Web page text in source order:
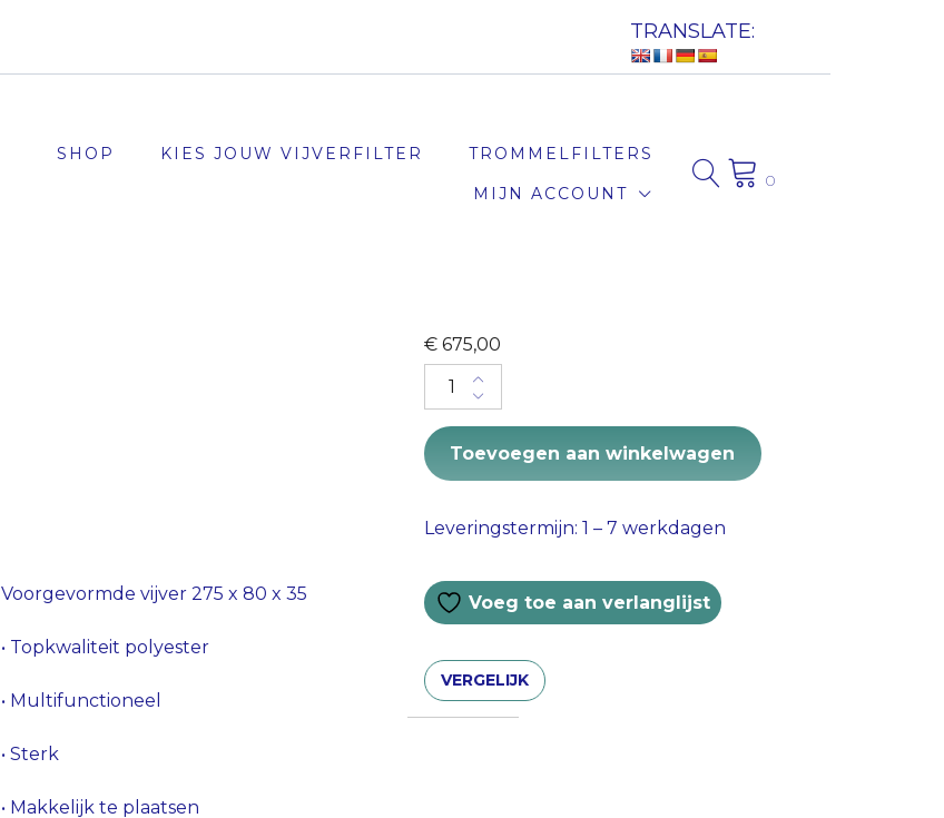
TRANSLATE:
SHOP KIES JOUW VIJVERFILTER
TROMMELFILTERS
MIJN ACCOUNT
0
Voorgevormde vijver 275 x 80 x 35
• Topkwaliteit polyester
• Multifunctioneel
• Sterk
• Makkelijk te plaatsen
€ 675,00
Vijver 275 x 80 x 35 quantity
Toevoegen aan winkelwagen
Leveringstermijn: 1 – 7 werkdagen
Voeg toe aan verlanglijst
VERGELIJK